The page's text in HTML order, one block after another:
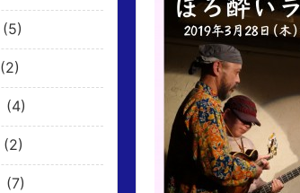
(5)
(2)
(4)
(2)
(7)